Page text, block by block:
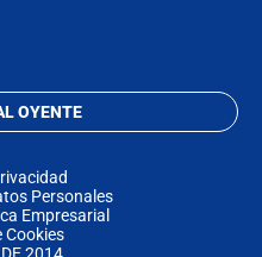
OYENTE
Personales
Empresarial
Cookies
2014